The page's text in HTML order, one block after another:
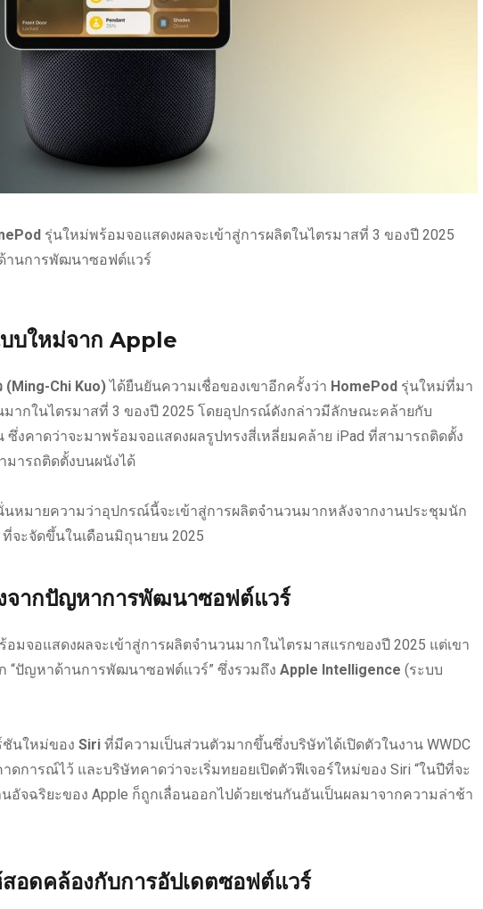
รุ่นใหม่พร้อมจอแสดงผลจะเข้าสู่การผลิตในไตรมาสที่ 3 ของปี 2025
านการพัฒนาซอฟต์แวร์
บใหม่จาก Apple
(Ming-Chi Kuo)ได้ยืนยันความเชื่อของเขาอีกครั้งว่า HomePod รุ่นใหม่ที่มา
ากในไตรมาสที่ 3 ของปี 2025 โดยอุปกรณ์ดังกล่าวมีลักษณะคล้ายกับ
งคาดว่าจะมาพร้อมจอแสดงผลรูปทรงสี่เหลี่ยมคล้าย iPad ที่สามารถติดตั้ง
มารถติดตั้งบนผนังได้
หมายความว่าอุปกรณ์นี้จะเข้าสู่การผลิตจำนวนมากหลังจากงานประชุมนัก
ที่จะจัดขึ้นในเดือนมิถุนายน 2025
จากปัญหาการพัฒนาซอฟต์แวร์
อมจอแสดงผลจะเข้าสู่การผลิตจำนวนมากในไตรมาสแรกของปี 2025 แต่เขา
“ปัญหาด้านการพัฒนาซอฟต์แวร์” ซึ่งรวมถึง Apple Intelligence (ระบบ
ชันใหม่ของ Siri ที่มีความเป็นส่วนตัวมากขึ้นซึ่งบริษัทได้เปิดตัวในงาน WWDC
ดการณ์ไว้ และบริษัทคาดว่าจะเริ่มทยอยเปิดตัวฟีเจอร์ใหม่ของ Siri “ในปีที่จะ
อัจฉริยะของ Apple ก็ถูกเลื่อนออกไปด้วยเช่นกันอันเป็นผลมาจากความล่าช้า
อดคล้องกับการอัปเดตซอฟต์แวร์